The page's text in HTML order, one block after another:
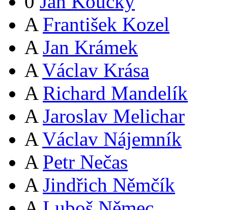
A František Kozel
A Jan Krámek
A Václav Krása
A Richard Mandelík
A Jaroslav Melichar
A Václav Nájemník
A Petr Nečas
A Jindřich Němčík